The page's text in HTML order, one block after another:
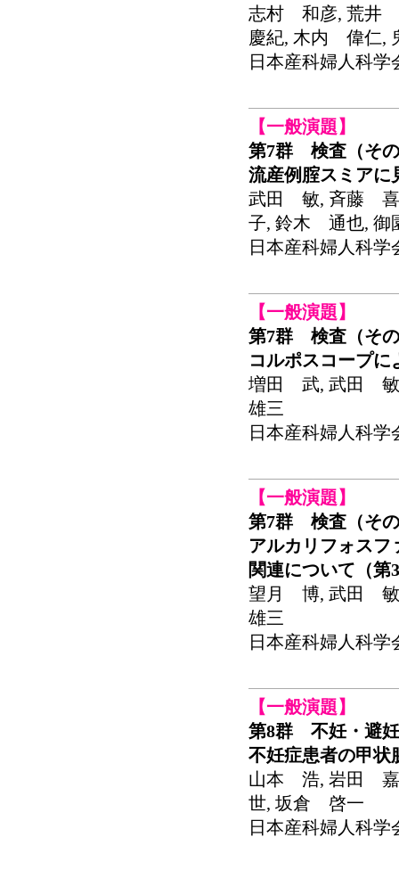
志村 和彦, 荒井
慶紀, 木内 偉仁
日本産科婦人科学
【一般演題】
第7群 検査（そ
流産例腟スミアに
武田 敏, 斉藤
子, 鈴木 通也,
日本産科婦人科学
【一般演題】
第7群 検査（そ
コルポスコープ
増田 武, 武田
雄三
日本産科婦人科学
【一般演題】
第7群 検査（そ
アルカリフォスフ
関連について（第
望月 博, 武田
雄三
日本産科婦人科学
【一般演題】
第8群 不妊・避妊
不妊症患者の甲状
山本 浩, 岩田
世, 坂倉 啓一
日本産科婦人科学